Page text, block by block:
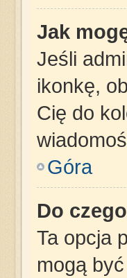
Jak
Jeśli
ikonkę,
Cię do
Góra
Do
Ta opcja
mogą